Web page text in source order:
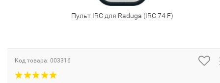
Пульт IRC для Raduga (IRC 74 F)
Код товара: 003316